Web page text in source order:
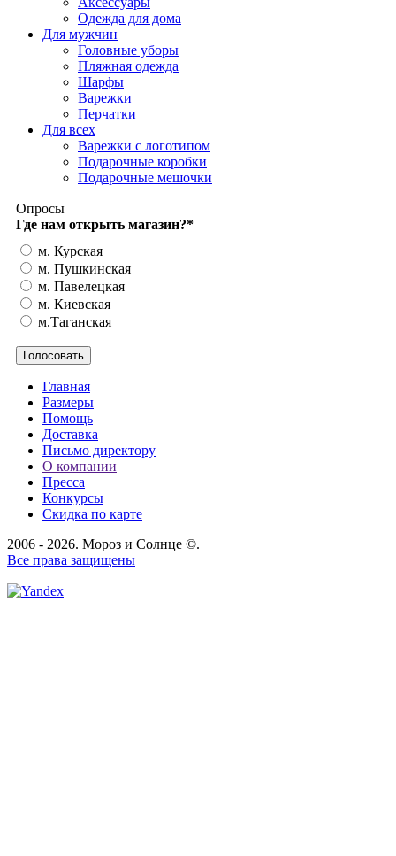
Одежда для дома
Для мужчин
Головные уборы
Пляжная одежда
Шарфы
Варежки
Перчатки
Для всех
Варежки с логотипом
Подарочные коробки
Подарочные мешочки
Опросы
Где нам открыть магазин?*
м. Курская
м. Пушкинская
м. Павелецкая
м. Киевская
м.Таганская
Главная
Размеры
Помощь
Доставка
Письмо директору
О компании
Пресса
Конкурсы
Скидка по карте
2006 - 2026. Мороз и Солнце ©.
Все права защищены